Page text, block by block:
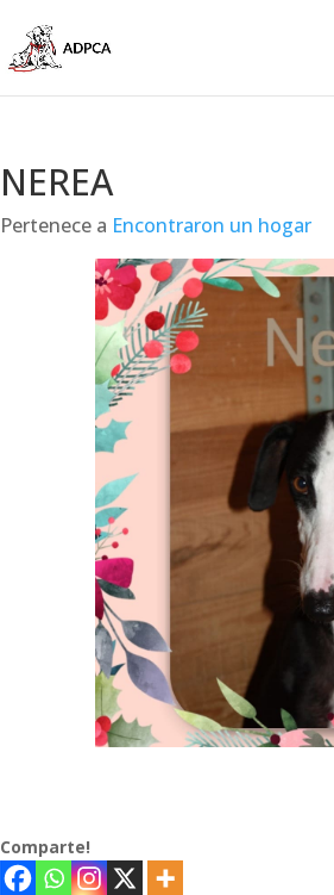
NEREA
Pertenece a Encontraron un hogar
Comparte!